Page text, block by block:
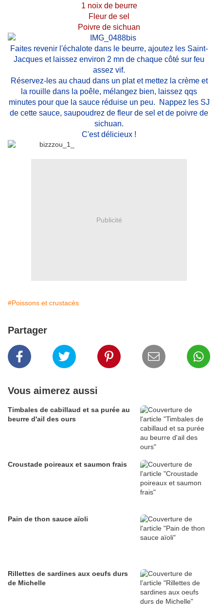
1 noix de beurre
Fleur de sel
Poivre de sichuan
Faites revenir l'échalote dans le beurre, ajoutez les Saint-
Jacques et laissez environ 2 mn de chaque côté sur feu
assez vif.
Réservez-les au chaud dans un plat et mettez la crème et
la rouille dans la poêle, mélangez bien, laissez qqs
minutes pour que la sauce réduise un peu. Nappez les SJ
de cette sauce, saupoudrez de fleur de sel et de poivre de
sichuan.
C'est délicieux !
Publicité
#Poissons et crustacés
Partager
Vous aimerez aussi
Timbales de cabillaud et sa purée au
beurre d'ail des ours
Croustade poireaux et saumon frais
Pain de thon sauce aïoli
Rillettes de sardines aux oeufs durs
de Michelle